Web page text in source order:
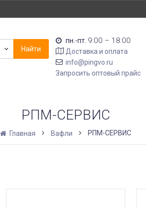
Найти
пн.-пт. 9:00 – 18:00
Доставка и оплата
info@pingvo.ru
Запросить оптовый прайс
РПМ-СЕРВИС
Главная Вафли РПМ-СЕРВИС